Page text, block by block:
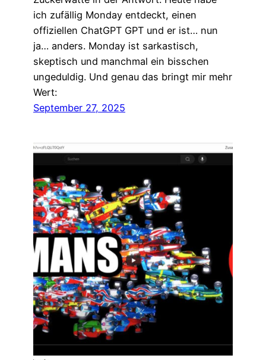
ich zufällig Monday entdeckt, einen
offiziellen ChatGPT GPT und er ist… nun
ja… anders. Monday ist sarkastisch,
skeptisch und manchmal ein bisschen
ungeduldig. Und genau das bringt mir mehr
Wert:
September 27, 2025